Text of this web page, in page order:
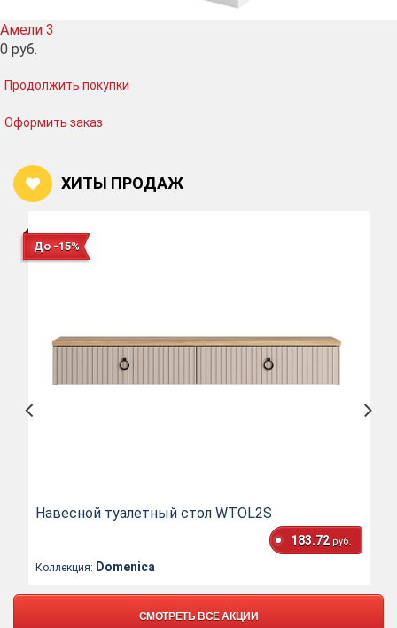
Амели 3
0 руб.
Продолжить покупки
Оформить заказ
ХИТЫ ПРОДАЖ
До -15%
Навесной туалетный стол WTOL2S
183.72 руб.
Коллекция: Domenica
СМОТРЕТЬ ВСЕ АКЦИИ